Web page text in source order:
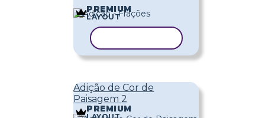
PREMIUM
LAYOUT
Adição de Cor de
Paisagem 2
PREMIUM